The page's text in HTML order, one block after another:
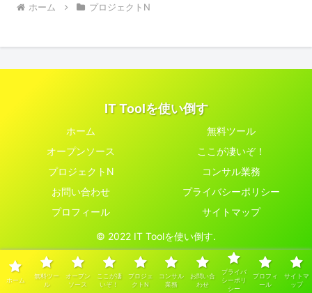
ホーム プロジェクトN
IT Toolを使い倒す
ホーム
無料ツール
オープンソース
ここが凄いぞ！
プロジェクトN
コンサル業務
お問い合わせ
プライバシーポリシー
プロフィール
サイトマップ
© 2022 IT Toolを使い倒す.
ホーム
無料ツー
ル
オープン
ソース
ここが凄
いぞ！
プロジェ
クトN
コンサル
業務
お問い合
わせ
プライバ
シーポリ
シー
プロフィ
ール
サイトマ
ップ